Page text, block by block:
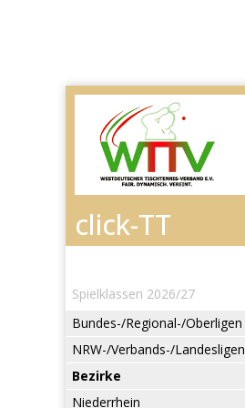
Spielklassen 2026/27
Bundes-/Regional-/Oberligen
NRW-/Verbands-/Landesligen
Bezirke
Niederrhein